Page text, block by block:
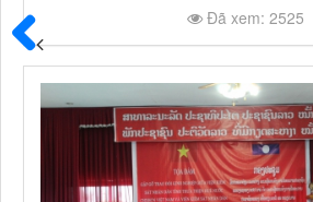
Đã xem: 2525
Trước